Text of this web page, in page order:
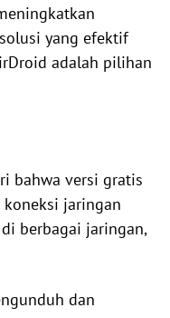
yang efektif
adalah pilihan
bahwa versi gratis
jaringan
berbagai jaringan,
dan